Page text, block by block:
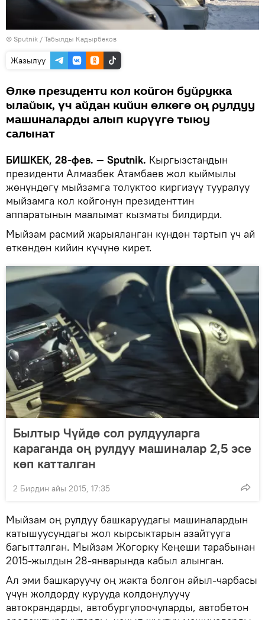
© Sputnik / Табылды Кадырбеков
Жазылуу
Өлкө президенти кол койгон буйрукка
ылайык, үч айдан кийин өлкөгө оң рулдуу
машиналарды алып кирүүгө тыюу
салынат
БИШКЕК, 28-фев. — Sputnik. Кыргызстандын
президенти Алмазбек Атамбаев жол кыймылы
жөнүндөгү мыйзамга толуктоо киргизүү тууралуу
мыйзамга кол койгонун президенттин
аппаратынын маалымат кызматы билдирди.
Мыйзам расмий жарыяланган күндөн тартып үч ай
өткөндөн кийин күчүнө кирет.
Былтыр Чүйдө сол рулдууларга
караганда оң рулдуу машиналар 2,5 эсе
көп катталган
2 Бирдин айы 2015, 17:35
Мыйзам оң рулдуу башкаруудагы машиналардын
катышуусундагы жол кырсыктарын азайтууга
багытталган. Мыйзам Жогорку Кеңеши тарабынан
2015-жылдын 28-январында кабыл алынган.
Ал эми башкаруучу оң жакта болгон айыл-чарбасы
үчүн жолдорду курууда колдонулуучу
автокрандарды, автобургулоочуларды, автобетон